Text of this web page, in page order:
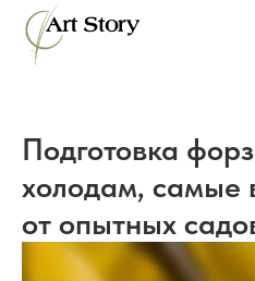
Подготовка
холодам, самые
от опытных